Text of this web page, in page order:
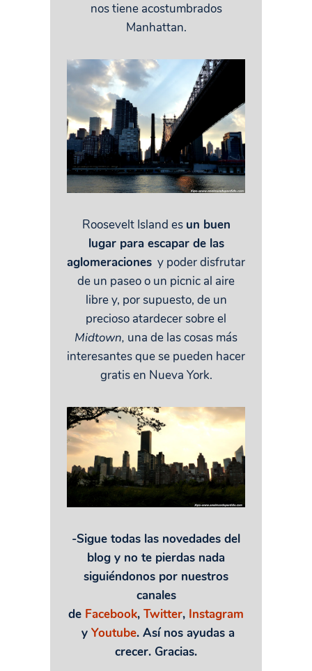
nos tiene acostumbrados
Manhattan.
Roosevelt Island es un buen
lugar para escapar de las
aglomeraciones y poder disfrutar
de un paseo o un picnic al aire
libre y, por supuesto, de un
precioso atardecer sobre el
Midtown, una de las cosas más
interesantes que se pueden hacer
gratis en Nueva York.
-Sigue todas las novedades del
blog y no te pierdas nada
siguiéndonos por nuestros
canales
de Facebook, Twitter, Instagram
y Youtube. Así nos ayudas a
crecer. Gracias.